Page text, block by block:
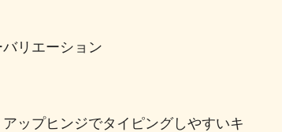
リエーション
ップヒンジでタイピングしやすいキ